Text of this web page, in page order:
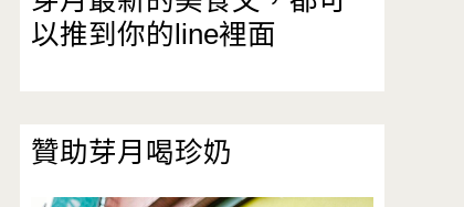
以推到你的line裡面
贊助芽月喝珍奶